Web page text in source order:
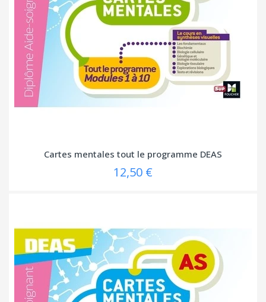
Cartes mentales tout le programme DEAS
12,50 €